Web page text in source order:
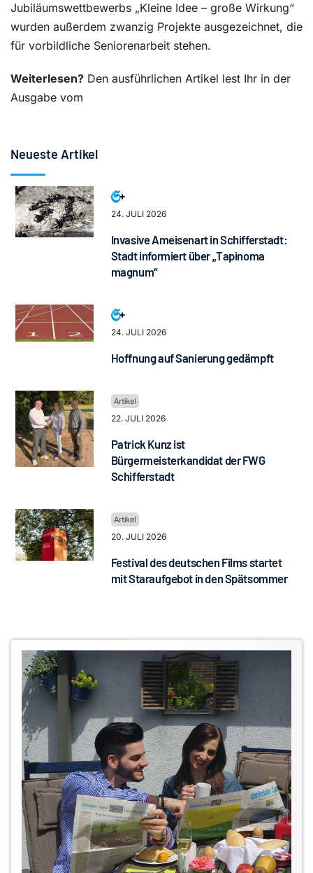
Jubiläumswettbewerbs „Kleine Idee – große Wirkung“
wurden außerdem zwanzig Projekte ausgezeichnet, die
für vorbildliche Seniorenarbeit stehen.
Weiterlesen? Den ausführlichen Artikel lest Ihr in der
Ausgabe vom
Neueste Artikel
24. JULI 2026
Invasive Ameisenart in Schifferstadt:
Stadt informiert über „Tapinoma
magnum“
24. JULI 2026
Hoffnung auf Sanierung gedämpft
22. JULI 2026
Patrick Kunz ist
Bürgermeisterkandidat der FWG
Schifferstadt
20. JULI 2026
Festival des deutschen Films startet
mit Staraufgebot in den Spätsommer